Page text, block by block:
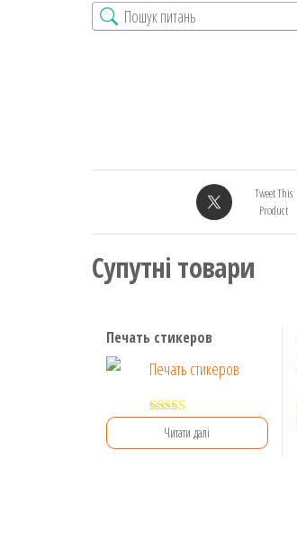
Tweet This
Product
Супутні товари
Печать стикеров
Оцінено в
5.00
з 5
Читати далі